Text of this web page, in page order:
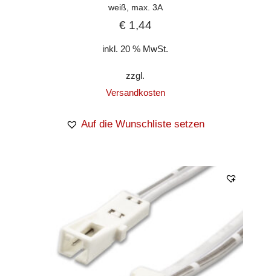
weiß, max. 3A
€1,44
inkl. 20 % MwSt.
zzgl.
Versandkosten
Auf die Wunschliste setzen